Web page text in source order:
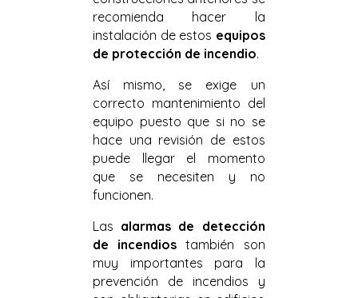
recomienda hacer la
instalación de estos equipos
de protección de incendio.
Así mismo, se exige un
correcto mantenimiento del
equipo puesto que si no se
hace una revisión de estos
puede llegar el momento
que se necesiten y no
funcionen.
Las alarmas de detección
de incendios también son
muy importantes para la
prevención de incendios y